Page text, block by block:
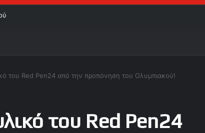
του Red Pen24 από την προπόνηση του Ολυμπιακού!
του Red Pen24